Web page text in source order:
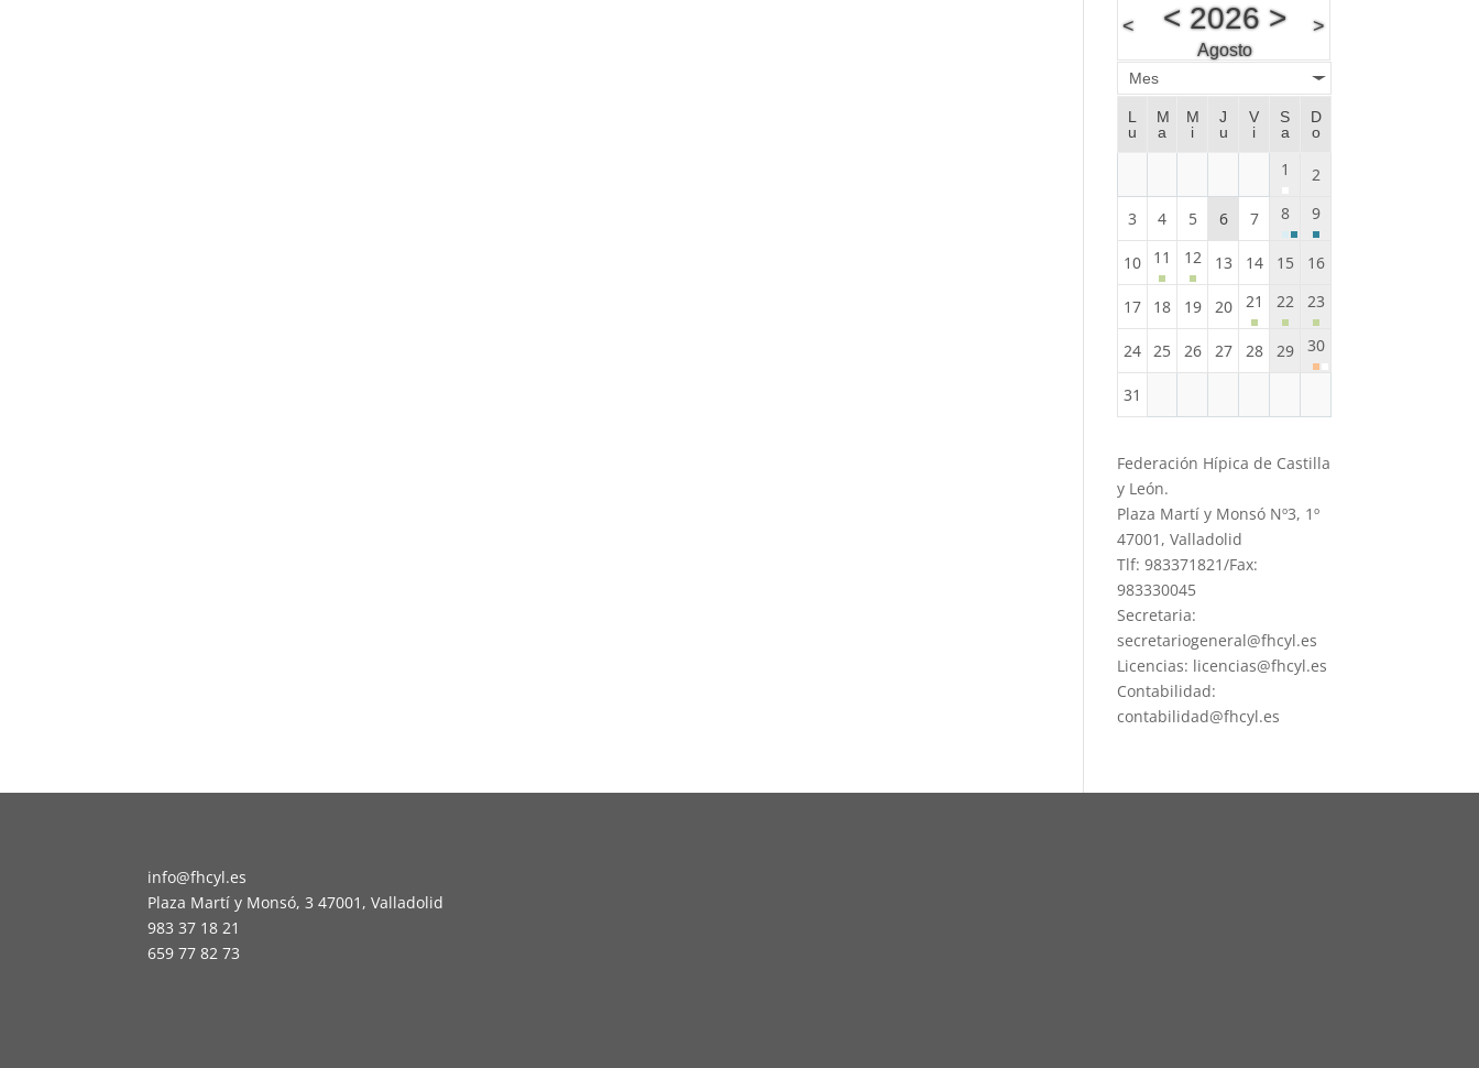
< <2026 >
Agosto
>
Mes
L
u
M
a
M
i
J
u
V
i
S
a
D
o
1 2
3 4 5 6 7 8 9
10 11 12 13 14 15 16
17 18 19 20 21 22 23
24 25 26 27 28 29 30
31
Federación Hípica de Castilla
y León.
Plaza Martí y Monsó Nº3, 1º
47001, Valladolid
Tlf: 983371821/Fax:
983330045
Secretaria:
secretariogeneral@fhcyl.es
Licencias: licencias@fhcyl.es
Contabilidad:
contabilidad@fhcyl.es
info@fhcyl.es
Plaza Martí y Monsó, 3 47001, Valladolid
983 37 18 21
659 77 82 73